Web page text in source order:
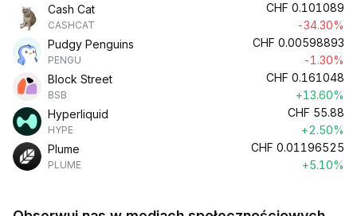
Cash Cat
CASHCAT
CHF 0.101089
-34.30%
Pudgy Penguins
PENGU
CHF 0.00598893
-1.30%
Block Street
BSB
CHF 0.161048
+13.60%
Hyperliquid
HYPE
CHF 55.88
+2.50%
Plume
PLUME
CHF 0.01196525
+5.10%